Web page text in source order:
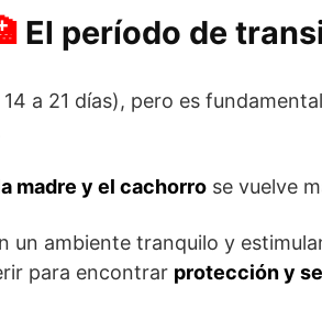
El período de
a 21 días), pero es
madre y el cachorro se vuelve
un ambiente tranquilo y
para encontrar protección y